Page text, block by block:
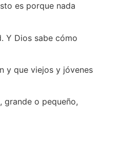
es porque nada
Y Dios sabe cómo
y que viejos y jóvenes
grande o pequeño,